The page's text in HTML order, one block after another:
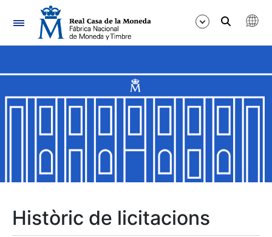
Navegació
Mostra/Amaga
Mostra/Amaga
Mostra/Amaga
Històric de licitacions